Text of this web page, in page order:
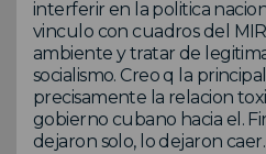
interferir en la politica
vinculo con cuadros del
ambiente y tratar de
socialismo. Creo q la
precisamente la relacion
gobierno cubano hacia el.
dejaron solo, lo dejaron caer.